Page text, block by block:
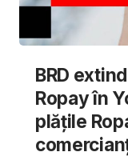
BRD
Ropay în
plățile